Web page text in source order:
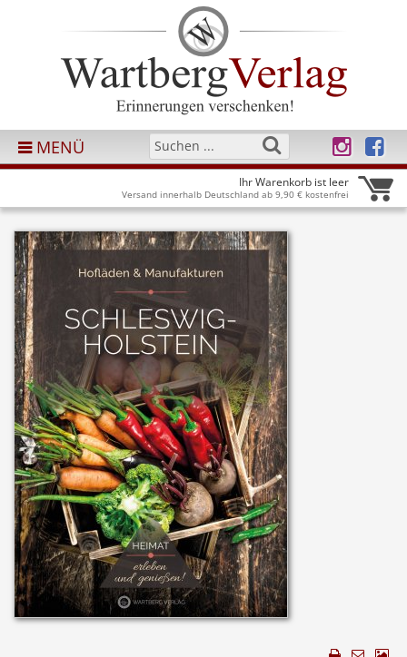
MENÜ
Ihr Warenkorb ist leer
Versand innerhalb Deutschland ab 9,90 € kostenfrei